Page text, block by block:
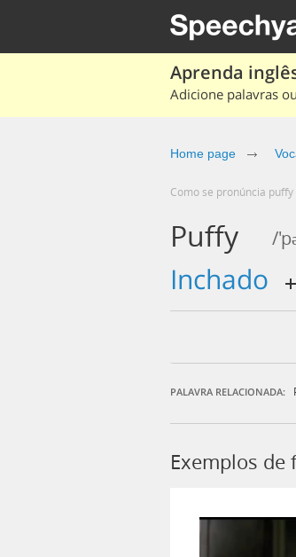
Aprenda
Adicione palavras
Home page
Como se pronúncia puffy
Puffy /
inchado
PALAVRA RELACIONADA:
Exemplos de